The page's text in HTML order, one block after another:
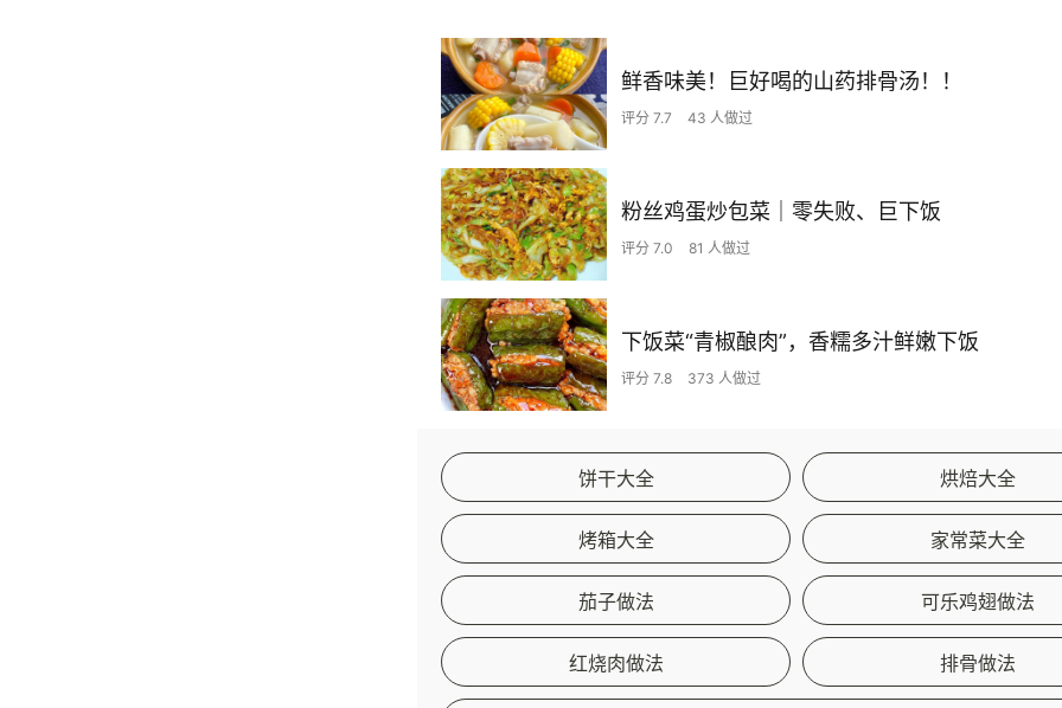
鲜香味美！巨好喝的山药排骨汤！！
评分 7.7 43 人做过
粉丝鸡蛋炒包菜｜零失败、巨下饭
评分 7.0 81 人做过
下饭菜“青椒酿肉”，香糯多汁鲜嫩下饭
评分 7.8 373 人做过
饼干大全 烘焙大全
烤箱大全 家常菜大全
茄子做法 可乐鸡翅做法
红烧肉做法 排骨做法